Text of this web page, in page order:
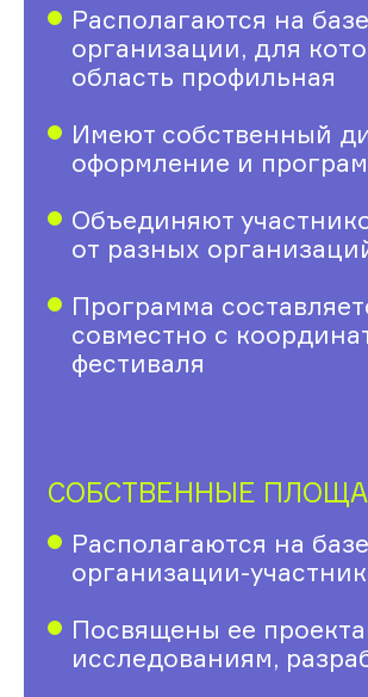
Располагаются на базе
организации, для
область профильная
Имеют собственный
оформление и
Объединяют
от разных
Программа
совместно с
фестиваля
СОБСТВЕННЫЕ
Располагаются на базе
организации-
Посвящены ее
исследованиям,